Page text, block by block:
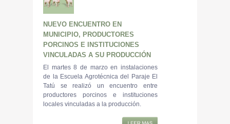
NUEVO ENCUENTRO EN
MUNICIPIO, PRODUCTORES
PORCINOS E INSTITUCIONES
VINCULADAS A SU PRODUCCIÓN
El martes 8 de marzo en instalaciones
de la Escuela Agrotécnica del Paraje El
Tatú se realizó un encuentro entre
productores porcinos e instituciones
locales vinculadas a la producción.